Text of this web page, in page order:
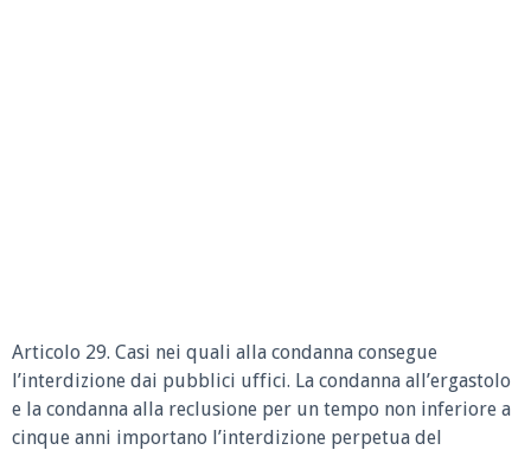
Articolo 29. Casi nei quali alla condanna consegue
l’interdizione dai pubblici uffici. La condanna all’ergastolo
e la condanna alla reclusione per un tempo non inferiore a
cinque anni importano l’interdizione perpetua del